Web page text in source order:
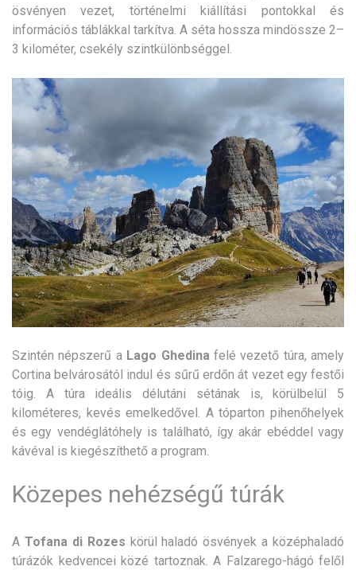
ösvényen vezet, történelmi kiállítási pontokkal és
információs táblákkal tarkítva. A séta hossza mindössze 2–
3 kilométer, csekély szintkülönbséggel.
Szintén népszerű a Lago Ghedina felé vezető túra, amely
Cortina belvárosától indul és sűrű erdőn át vezet egy festői
tóig. A túra ideális délutáni sétának is, körülbelül 5
kilométeres, kevés emelkedővel. A tóparton pihenőhelyek
és egy vendéglátóhely is található, így akár ebéddel vagy
kávéval is kiegészíthető a program.
Közepes nehézségű túrák
A Tofana di Rozes körül haladó ösvények a középhaladó
túrázók kedvencei közé tartoznak. A Falzarego-hágó felől